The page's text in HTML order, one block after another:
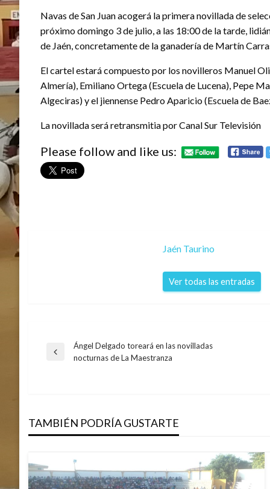
Navas de San Juan acogerá la primera novillada de
próximo domingo 3 de julio, a las 18:00 de la tarde,
de Jaén, concretamente de la ganadería de Martín
El cartel estará compuesto por los novilleros Manuel
Almería), Emiliano Ortega (Escuela de Lucena), Pepe
Algeciras) y el jiennense Pedro Aparicio (Escuela de
La novillada será retransmitia por Canal Sur Televisión
Please follow and like us:
Jaén Taurino
Ver todas las entradas
Navegación
entradas
Entrada
Ángel Delgado toreará en las novilladas
nocturnas de La Maestranza
TAMBIÉN PODRÍA GUSTARTE